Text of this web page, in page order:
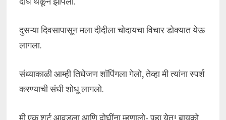
दुसऱ्या दिवसापासून मला दीदीला चोदायचा विचार डोक्यात येऊ
लागला.
संध्याकाळी आम्ही तिघेजण शॉपिंगला गेलो, तेव्हा मी त्यांना स्पर्श
करण्याची संधी शोधू लागलो.